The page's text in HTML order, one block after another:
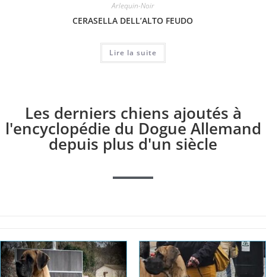
Arlequin-Noir
CERASELLA DELL’ALTO FEUDO
Lire la suite
Les derniers chiens ajoutés à
l'encyclopédie du Dogue Allemand
depuis plus d'un siècle